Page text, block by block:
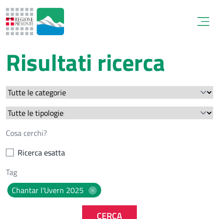
Risultati ricerca
Ricerca esatta
Chantar l'Uvern 2025
CERCA